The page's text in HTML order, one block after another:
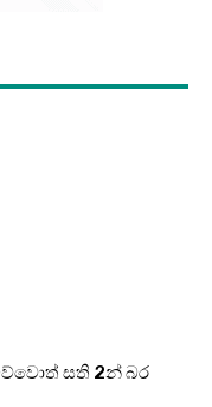
සති 2න් බර